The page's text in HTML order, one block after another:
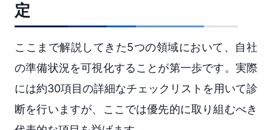
定
ここまで解説してきた5つの領域において、自社
の準備状況を可視化することが第一歩です。実際
には約30項目の詳細なチェックリストを用いて診
断を行いますが、ここでは優先的に取り組むべき